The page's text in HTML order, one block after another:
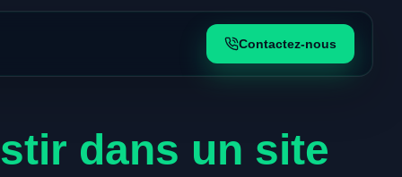
Contactez-nous
dans un site